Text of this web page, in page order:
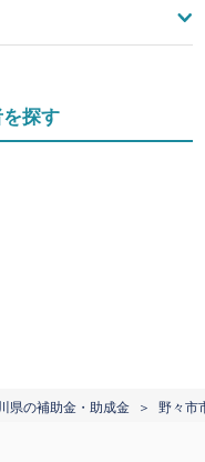
探す
県の補助金・助成金 野々市